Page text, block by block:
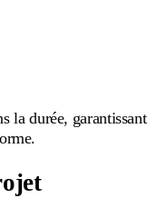
la durée, garantissant